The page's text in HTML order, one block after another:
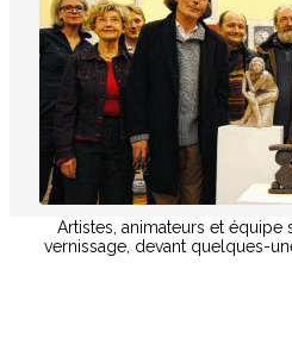
Ateliers
Présentation des
L'atelier
L'atelier
L'atelier
L'atelier
Artistes, animateurs et équipe
vernissage, devant quelques-